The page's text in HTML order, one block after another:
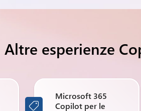
Altre esperienze

Microsoft 365
Copilot per le